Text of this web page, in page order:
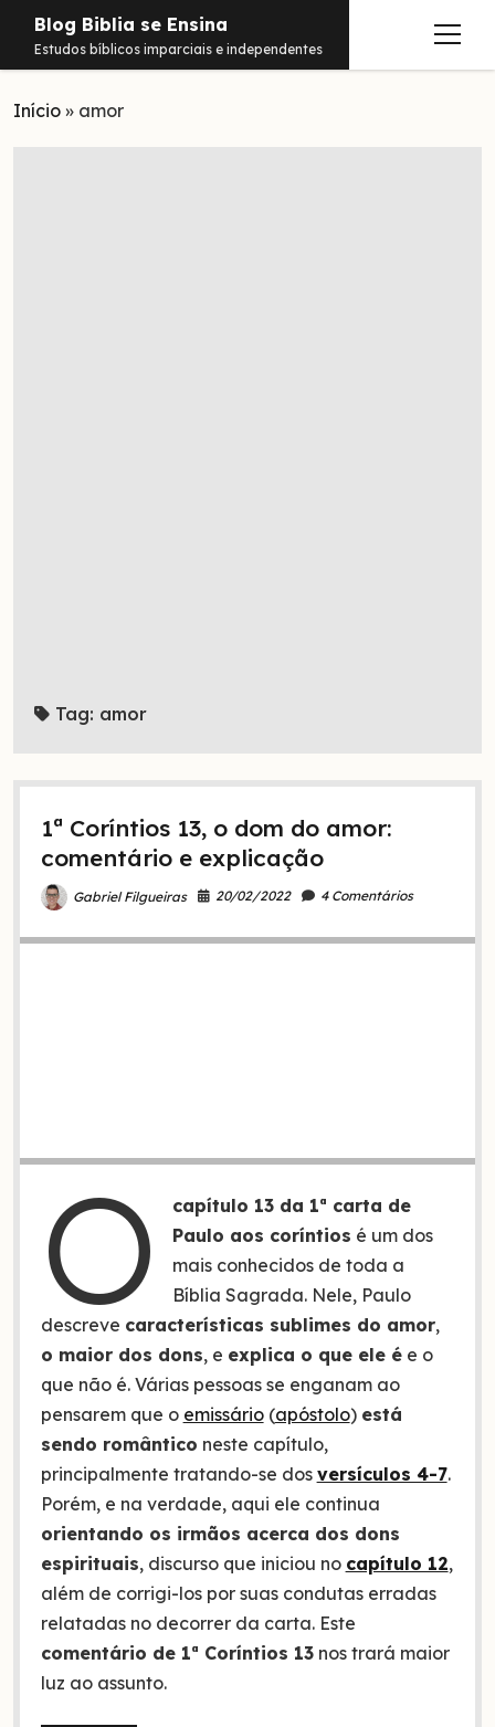
Blog Biblia se Ensina
Estudos bíblicos imparciais e independentes
abrir
Estudos
Início » amor
Tag: amor
1ª Coríntios 13, o dom do amor:
comentário e explicação
Gabriel Filgueiras 20/02/2022 4 Comentários
O
capítulo 13 da 1ª carta de
Paulo aos coríntios é um dos
mais conhecidos de toda a
Bíblia Sagrada. Nele, Paulo
descreve características sublimes do amor,
o maior dos dons, e explica o que ele ée o
que não é. Várias pessoas se enganam ao
pensarem que o emissário(apóstolo) está
sendo romântico neste capítulo,
principalmente tratando-se dos versículos 4-7.
Porém, e na verdade, aqui ele continua
orientando os irmãos acerca dos dons
espirituais, discurso que iniciou no capítulo 12,
além de corrigi-los por suas condutas erradas
relatadas no decorrer da carta. Este
comentário de 1ª Coríntios 13nos trará maior
luz ao assunto.